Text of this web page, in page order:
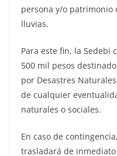
persona y/o patrimonio
lluvias.
Para este fin, la Sedebi
500 mil pesos
por Desastres
de cualquier
naturales o sociales.
En caso de
trasladará de